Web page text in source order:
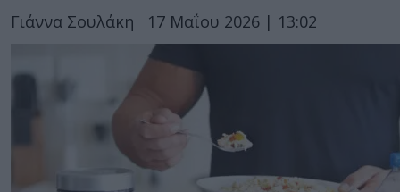
Γιάννα Σουλάκη 17 Μαΐου 2026 | 13:02